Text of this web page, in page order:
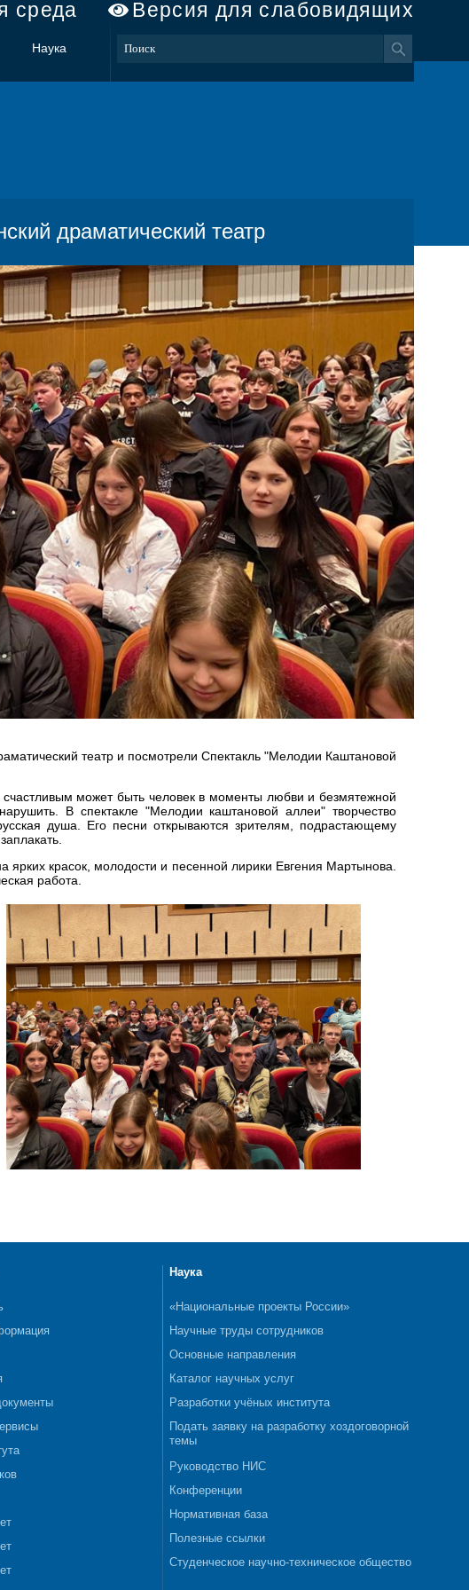
среда Версия для слабовидящих
Наука
драматический театр
театр и посмотрели Спектакль "Мелодии Каштановой
может быть человек в моменты любви и безмятежной
В спектакле "Мелодии каштановой аллеи" творчество
душа. Его песни открываются зрителям, подрастающему
ярких красок, молодости и песенной лирики Евгения Мартынова.
работа.
Наука
«Национальные проекты России»
Научные труды сотрудников
Основные направления
Каталог научных услуг
Разработки учёных института
Подать заявку на разработку хоздоговорной
темы
Руководство НИС
Конференции
Нормативная база
Полезные ссылки
Студенческое научно-техническое общество